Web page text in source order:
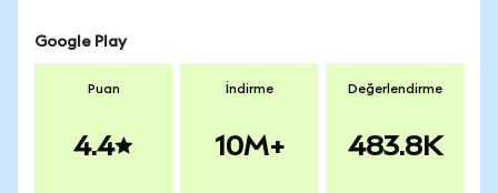
Google Play
Puan
4.4
İndirme
10M+
Değerlendirme
483.8K